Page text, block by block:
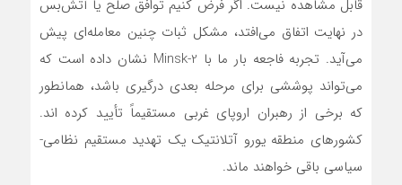
قابل مشاهده نیست. اگر فرض کنیم توافق صلح یا آتش‌بس
در نهایت اتفاق می‌افتد، مشکل ثبات چنین معامله‌ای پیش
می‌آید. تجربه فاجعه بار ما با Minsk-2 نشان داده است که‌
می‌تواند پوششی برای مرحله بعدی درگیری باشد، همانطور
که برخی از رهبران اروپای غربی مستقیماً تأیید کرده اند.
کشورهای منطقه یورو آتلانتیک یک تهدید مستقیم نظامی-
سیاسی باقی خواهند ماند.